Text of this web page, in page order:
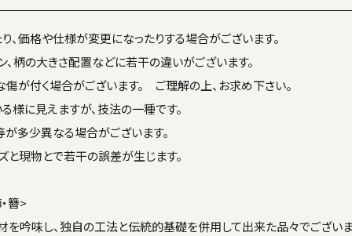
価格や仕様が変更になったりする場合がございます。
柄の大きさ配置などに若干の違いがございます。
傷が付く場合がございます。 ご理解の上、お求め下さい。
に見えますが、技法の一種です。
多少異なる場合がございます。
現物とで若干の誤差が生じます。
簪>
を吟味し、独自の工法と伝統的基礎を併用して出来た品々でございま